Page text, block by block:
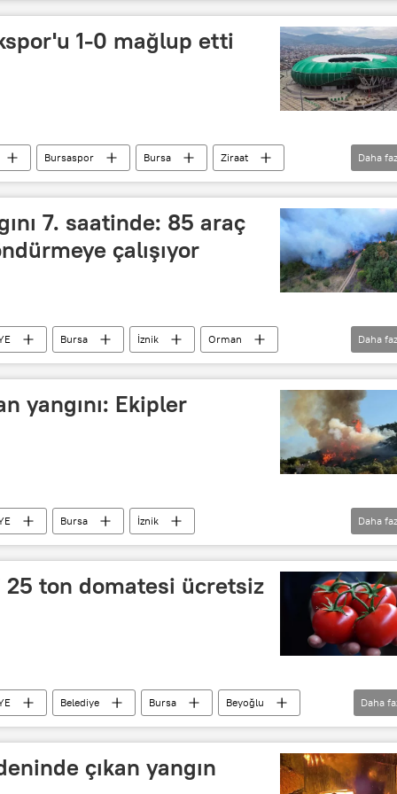
1-0 mağlup etti
Bursaspor Bursa
Ziraat
Maç yayını
Futbol
Daha
7. saatinde: 85 araç
çalışıyor
Bursa İznik
Orman
İtfaiye ekipleri
Daha
yangını: Ekipler
Bursa
İznik
Yangın söndürme
Yangın helikopteri
Daha
25 ton domatesi ücretsiz
Belediye Bursa
Beyoğlu
Daha
çıkan yangın